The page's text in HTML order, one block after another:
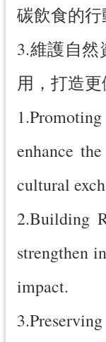
碳飲食的行
3.維護自
用，打造更
enhance
cultural
2.Building
strengthen
impact.